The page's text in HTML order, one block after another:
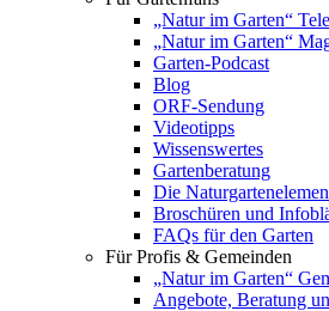
„Natur im Garten“
„Natur im Garten“
Garten-Podcast
Blog
ORF-Sendung
Videotipps
Wissenswertes
Gartenberatung
Die
Broschüren und
FAQs für den Garten
Für Profis & Gemeinden
„Natur im Garten“
Angebote, Beratung